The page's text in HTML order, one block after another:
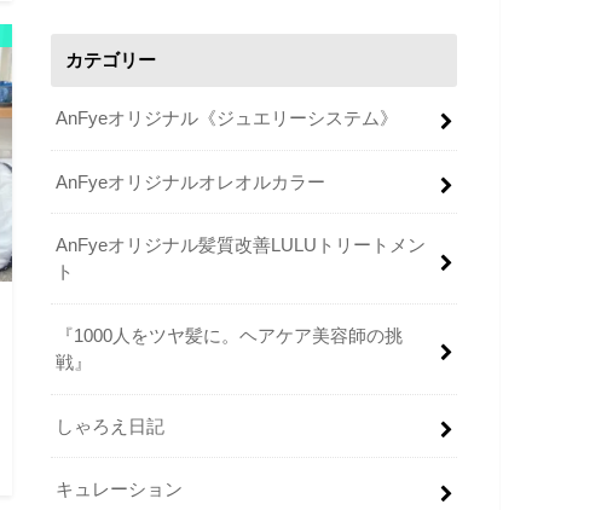
カテゴリー
AnFyeオリジナル《ジュエリーシステム》
AnFyeオリジナルオレオルカラー
AnFyeオリジナル髪質改善LULUトリートメン
ト
『1000人をツヤ髪に。ヘアケア美容師の挑
戦』
しゃろえ日記
キュレーション